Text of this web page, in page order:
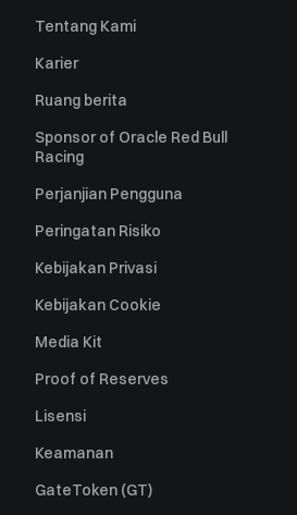
Tentang Kami
Karier
Ruang berita
Sponsor of Oracle Red Bull
Racing
Perjanjian Pengguna
Peringatan Risiko
Kebijakan Privasi
Kebijakan Cookie
Media Kit
Proof of Reserves
Lisensi
Keamanan
GateToken (GT)